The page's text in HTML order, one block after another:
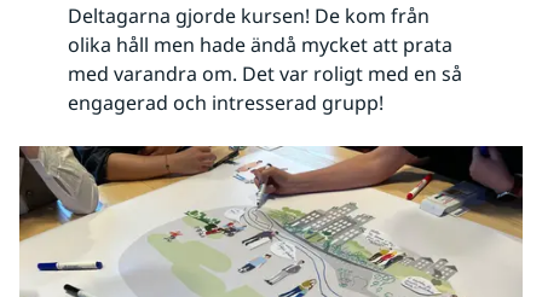
Deltagarna gjorde kursen! De kom från
olika håll men hade ändå mycket att prata
med varandra om. Det var roligt med en så
engagerad och intresserad grupp!